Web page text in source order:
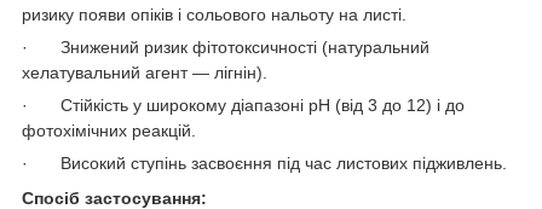
ризику появи опіків і сольового нальоту на листі.
·
Знижений ризик фітотоксичності (натуральний
хелатувальний агент — лігнін).
·
Стійкість у широкому діапазоні pH (від 3 до 12) і до
фотохімічних реакцій.
·
Високий ступінь засвоєння під час листових підживлень.
Спосіб застосування: